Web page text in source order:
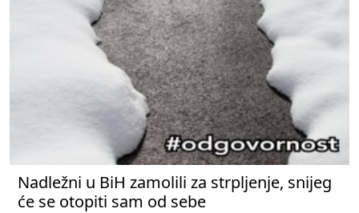
Nadležni u BiH zamolili za strpljenje, snijeg
će se otopiti sam od sebe